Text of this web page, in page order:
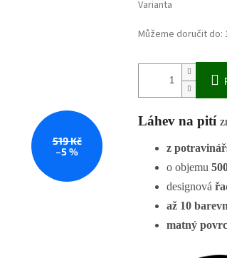
519 Kč
–5 %
Varianta
Můžeme doručit do:
Láhev na pití
z
o objemu
designová
až 10
matný